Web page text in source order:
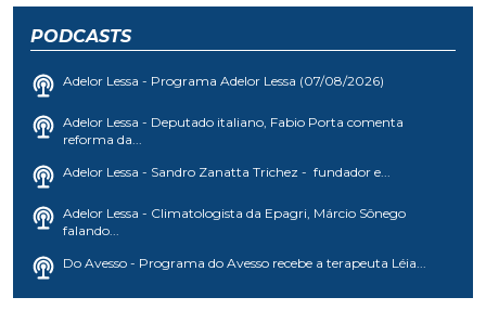
PODCASTS
Adelor Lessa - Programa Adelor Lessa (07/08/2026)
Adelor Lessa - Deputado italiano, Fabio Porta comenta
reforma da...
Adelor Lessa - Sandro Zanatta Trichez - fundador e...
Adelor Lessa - Climatologista da Epagri, Márcio Sônego
falando...
Do Avesso - Programa do Avesso recebe a terapeuta Léia...